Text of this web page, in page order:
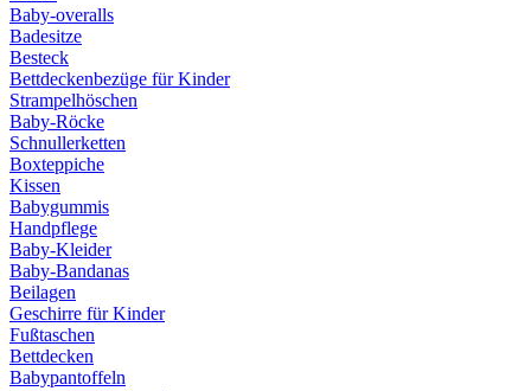
Baby-overalls
Badesitze
Besteck
Bettdeckenbezüge für Kinder
Strampelhöschen
Baby-Röcke
Schnullerketten
Boxteppiche
Kissen
Babygummis
Handpflege
Baby-Kleider
Baby-Bandanas
Beilagen
Geschirre für Kinder
Fußtaschen
Bettdecken
Babypantoffeln